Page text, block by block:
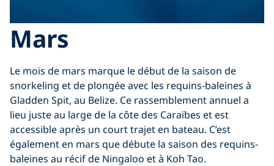
Mars
Le mois de mars marque le début de la saison de
snorkeling et de plongée avec les requins-baleines à
Gladden Spit, au Belize. Ce rassemblement annuel a
lieu juste au large de la côte des Caraïbes et est
accessible après un court trajet en bateau. C’est
également en mars que débute la saison des requins-
baleines au récif de Ningaloo et à Koh Tao.